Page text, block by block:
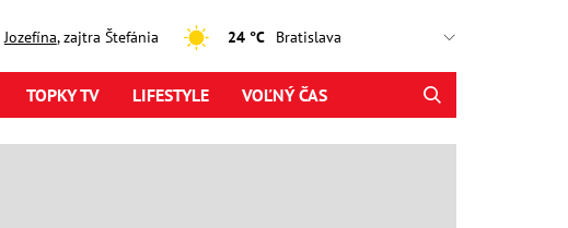
Jozefína, zajtra Štefánia 24 °C
TOPKY TV LIFESTYLE VOĽNÝ ČAS